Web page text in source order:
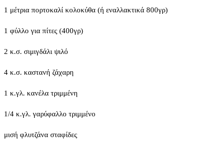
1 μέτρια πορτοκαλί κολοκύθα (ή εναλλακτικά 800γρ)
1 φύλλο για πίτες (400γρ)
2 κ.σ. σιμιγδάλι ψιλό
4 κ.σ. καστανή ζάχαρη
1 κ.γλ. κανέλα τριμμένη
1/4 κ.γλ. γαρύφαλλο τριμμένο
μισή φλυτζάνα σταφίδες